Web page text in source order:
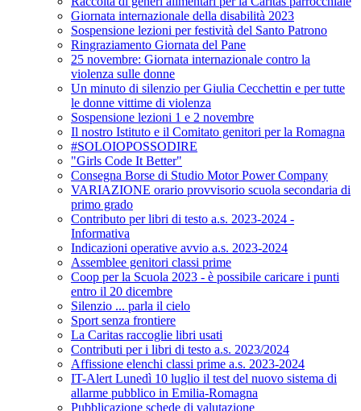
Giornata internazionale della disabilità 2023
Sospensione lezioni per festività del Santo Patrono
Ringraziamento Giornata del Pane
25 novembre: Giornata internazionale contro la
violenza sulle donne
Un minuto di silenzio per Giulia Cecchettin e per tutte
le donne vittime di violenza
Sospensione lezioni 1 e 2 novembre
Il nostro Istituto e il Comitato genitori per la Romagna
#SOLOIOPOSSODIRE
"Girls Code It Better"
Consegna Borse di Studio Motor Power Company
VARIAZIONE orario provvisorio scuola secondaria di
primo grado
Contributo per libri di testo a.s. 2023-2024 -
Informativa
Indicazioni operative avvio a.s. 2023-2024
Assemblee genitori classi prime
Coop per la Scuola 2023 - è possibile caricare i punti
entro il 20 dicembre
Silenzio ... parla il cielo
Sport senza frontiere
La Caritas raccoglie libri usati
Contributi per i libri di testo a.s. 2023/2024
Affissione elenchi classi prime a.s. 2023-2024
IT-Alert Lunedì 10 luglio il test del nuovo sistema di
allarme pubblico in Emilia-Romagna
Pubblicazione schede di valutazione